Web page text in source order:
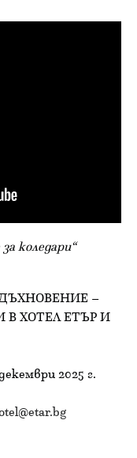
коледари“
–
В ХОТЕЛ ЕТЪР И
2025 г.